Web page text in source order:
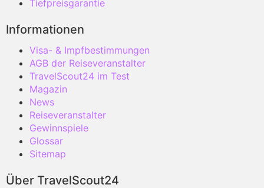
Tiefpreisgarantie
Informationen
Visa- & Impfbestimmungen
AGB der Reiseveranstalter
TravelScout24 im Test
Magazin
News
Reiseveranstalter
Gewinnspiele
Glossar
Sitemap
Über TravelScout24